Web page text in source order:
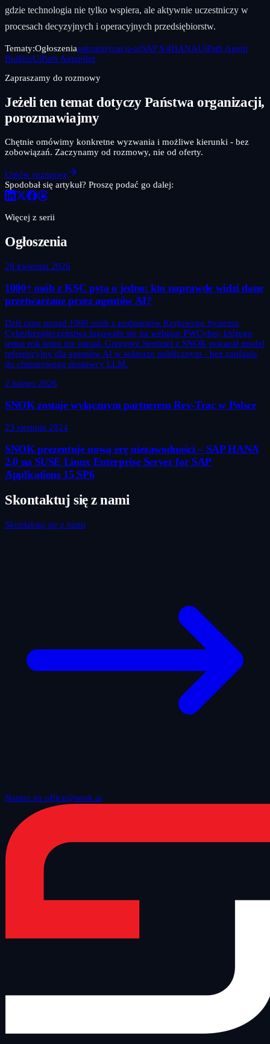
gdzie technologia nie tylko wspiera, ale aktywnie uczestniczy w
procesach decyzyjnych i operacyjnych przedsiębiorstw.
Tematy:Ogłoszeniaautomatyzacja-aiSAP S/4HANAUiPath Agent
BuilderUiPath Autopilot
Zapraszamy do rozmowy
Jeżeli ten temat dotyczy Państwa organizacji,
porozmawiajmy
Chętnie omówimy konkretne wyzwania i możliwe kierunki - bez
zobowiązań. Zaczynamy od rozmowy, nie od oferty.
Umów rozmowę
Spodobał się artykuł? Proszę podać go dalej:
Więcej z serii
Ogłoszenia
28 kwietnia 2026
1000+ osób z KSC pyta o jedno: kto naprawdę widzi dane
przetwarzane przez agentów AI?
Dziś rano ponad 1000 osób z podmiotów Krajowego Systemu
Cyberbezpieczeństwa logowało się na webinar PWCyber, którego
temat rok temu nie istniał. Grzegorz Surdziel z SNOK pokazał model
referencyjny dla agentów AI w sektorze publicznym - bez zaufania
do chmurowego dostawcy LLM.
2 lutego 2026
SNOK zostaje wyłącznym partnerem Rev-Trac w Polsce
23 sierpnia 2024
SNOK prezentuje nową erę niezawodności – SAP HANA
2.0 na SUSE Linux Enterprise Server for SAP
Applications 15 SP6
Skontaktuj się z nami
Skontaktuj się z nami
Napisz na office@snok.ai